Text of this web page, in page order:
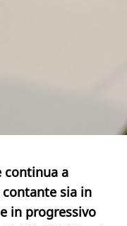
continua a
sia in
in progressivo